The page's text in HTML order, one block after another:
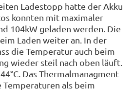
Ladestopp hatte der Akku
konnten mit maximaler
104kW geladen werden. Die
Laden weiter an. In der
die Temperatur auch beim
wieder steil nach oben läuft.
Das Thermalmanagment
als beim